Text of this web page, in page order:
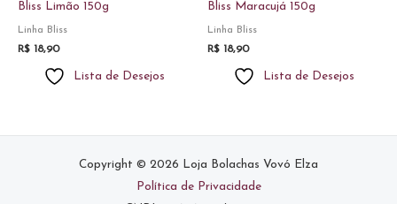
Bliss Limão 150g
Linha Bliss
R$ 18,90
Lista de Desejos
Bliss Maracujá 150g
Linha Bliss
R$ 18,90
Lista de Desejos
Copyright © 2026 Loja Bolachas Vovó Elza
Política de Privacidade